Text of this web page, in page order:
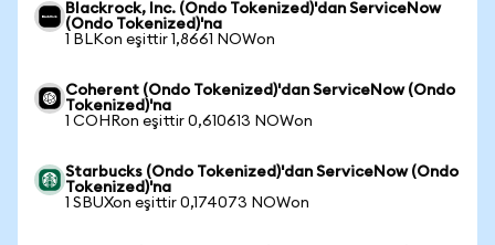
Blackrock, Inc. (Ondo Tokenized)'dan ServiceNow
(Ondo Tokenized)'na
1 BLKon eşittir 1,8661 NOWon
Coherent (Ondo Tokenized)'dan ServiceNow (Ondo
Tokenized)'na
1 COHRon eşittir 0,610613 NOWon
Starbucks (Ondo Tokenized)'dan ServiceNow (Ondo
Tokenized)'na
1 SBUXon eşittir 0,174073 NOWon